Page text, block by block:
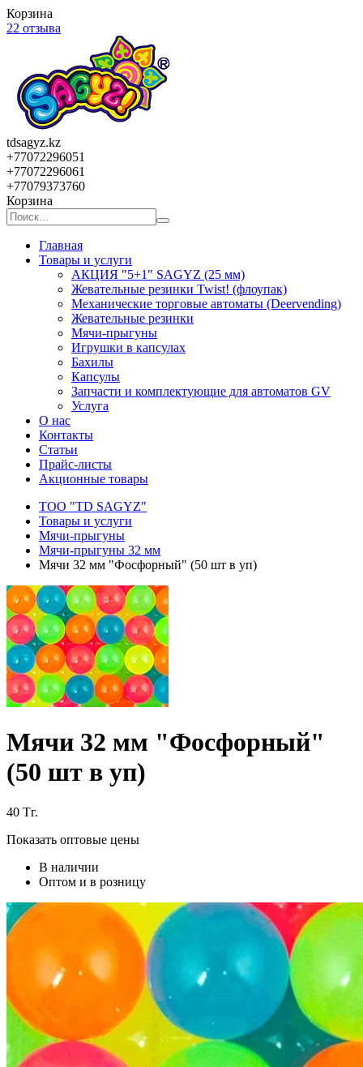
Корзина
22 отзыва
tdsagyz.kz
+77072296051
+77072296061
+77079373760
Корзина
Главная
Товары и услуги
АКЦИЯ "5+1" SAGYZ (25 мм)
Жевательные резинки Twist! (флоупак)
Механические торговые автоматы (Deervending)
Жевательные резинки
Мячи-прыгуны
Игрушки в капсулах
Бахилы
Капсулы
Запчасти и комплектующие для автоматов GV
Услуга
О нас
Контакты
Статьи
Прайс-листы
Акционные товары
ТОО "TD SAGYZ"
Товары и услуги
Мячи-прыгуны
Мячи-прыгуны 32 мм
Мячи 32 мм "Фосфорный" (50 шт в уп)
Мячи 32 мм "Фосфорный"
(50 шт в уп)
40 Тг.
Показать оптовые цены
В наличии
Оптом и в розницу